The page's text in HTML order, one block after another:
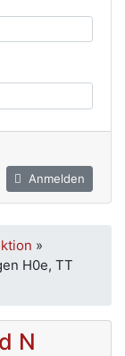
Anmelden
»
H0e, TT
N